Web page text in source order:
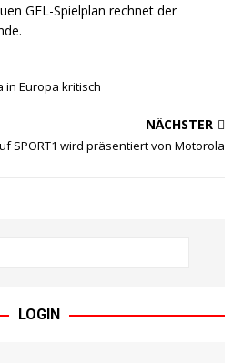
GFL-Spielplan rechnet der
in Europa kritisch
NÄCHSTER
SPORT1 wird präsentiert von Motorola
LOGIN